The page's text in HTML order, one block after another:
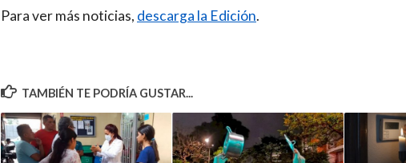
Para ver más noticias, descarga la Edición.
TAMBIÉN TE PODRÍA GUSTAR...